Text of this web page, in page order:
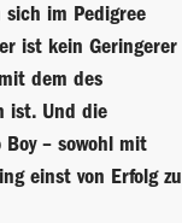
sich im Pedigree
ist kein Geringerer
dem des
ist. Und die
– sowohl mit
einst von Erfolg zu